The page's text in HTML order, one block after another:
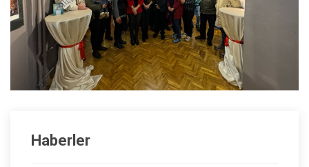
Haberler